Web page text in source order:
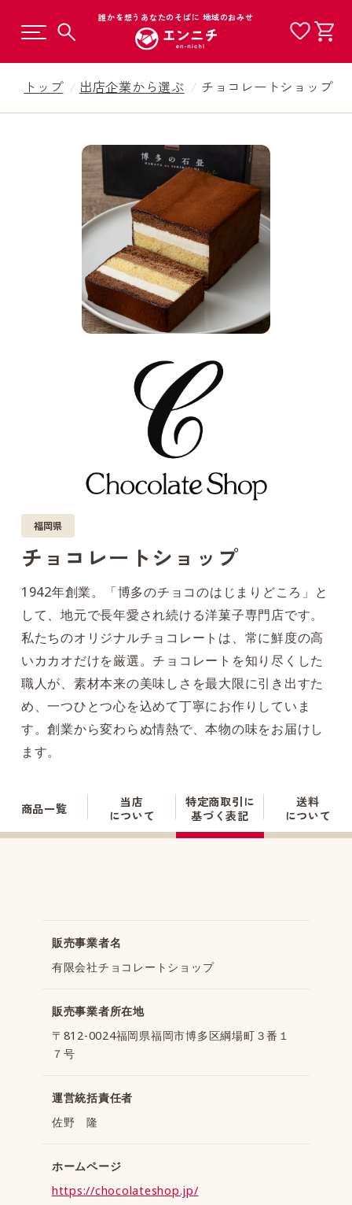
誰かを想うあなたのそばに 地域のおみせ
トップ 出店企業から選ぶ チョコレートショップ
福岡県
チョコレートショップ
1942年創業。「博多のチョコのはじまりどころ」と
して、地元で長年愛され続ける洋菓子専門店です。
私たちのオリジナルチョコレートは、常に鮮度の高
いカカオだけを厳選。チョコレートを知り尽くした
職人が、素材本来の美味しさを最大限に引き出すた
め、一つひとつ心を込めて丁寧にお作りしていま
す。創業から変わらぬ情熱で、本物の味をお届けし
ます。
商品一覧
当店
について
特定商取引に
基づく表記
送料
について
販売事業者名
有限会社チョコレートショップ
販売事業者所在地
〒812-0024福岡県福岡市博多区綱場町３番１
７号
運営統括責任者
佐野 隆
ホームページ
https://chocolateshop.jp/